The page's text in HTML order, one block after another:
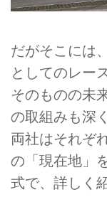
だがそこには
としてのレー
そのものの未
の取組みも深
両社はそれぞ
の「現在地」
式で、詳しく